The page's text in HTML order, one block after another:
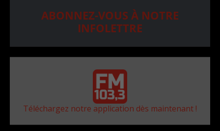
ABONNEZ-VOUS À NOTRE
INFOLETTRE
Téléchargez notre application dès maintenant !